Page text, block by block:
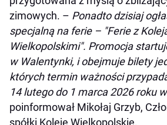
zimowych. – Ponadto dzisiaj
specjalną na ferie – "Ferie z
Wielkopolskimi". Promocja
w Walentynki, i obejmuje bilety
których termin ważności
14 lutego do 1 marca 2026 roku
poinformował Mikołaj Grzyb,
spółki Koleje Wielkopolskie.